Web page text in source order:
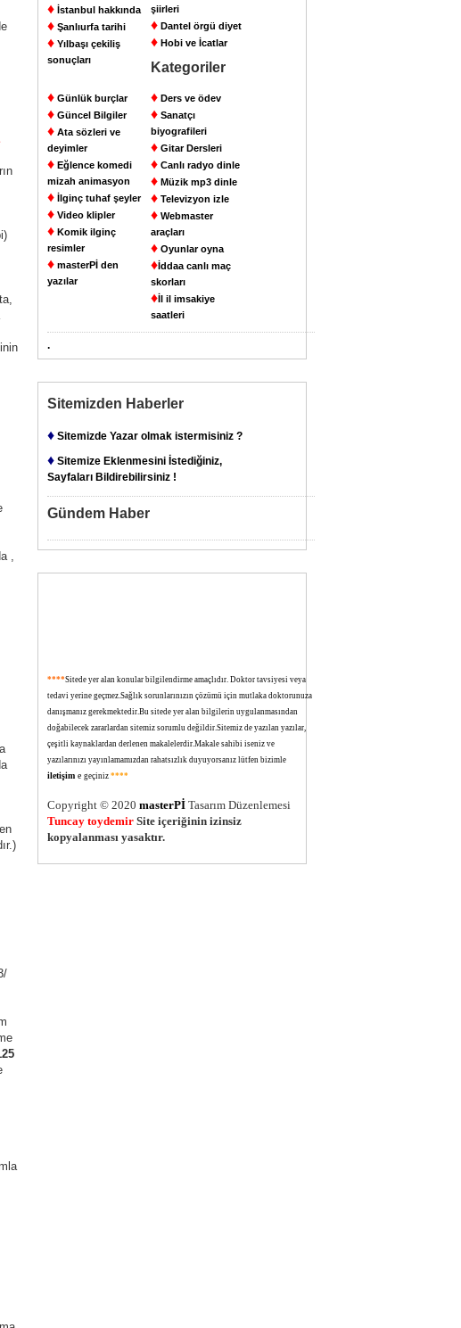
,
♦ İstanbul hakkında
♦ Şanlıurfa tarihi
♦ Yılbaşı çekiliş
sonuçları
şiirleri
♦ Dantel örgü diyet
♦ Hobi ve İcatlar
Kategoriler
♦ Günlük burçlar
♦ Güncel Bilgiler
♦ Ata sözleri ve
deyimler
♦ Eğlence komedi
mizah animasyon
♦ İlginç tuhaf şeyler
♦ Video klipler
♦ Komik ilginç
resimler
♦ masterPİ den
yazılar
♦ Ders ve ödev
♦ Sanatçı
biyografileri
♦ Gitar Dersleri
♦ Canlı radyo dinle
♦ Müzik mp3 dinle
♦ Televizyon izle
♦ Webmaster
araçları
♦ Oyunlar oyna
♦İddaa canlı maç
skorları
♦İl il imsakiye
saatleri
.
Sitemizden Haberler
♦ Sitemizde Yazar olmak istermisiniz ?
♦ Sitemize Eklenmesini İstediğiniz,
Sayfaları Bildirebilirsiniz !
Gündem Haber
****Sitede yer alan konular bilgilendirme amaçlıdır. Doktor tavsiyesi veya
tedavi yerine geçmez.Sağlık sorunlarınızın çözümü için mutlaka doktorunuza
danışmanız gerekmektedir.Bu sitede yer alan bilgilerin uygulanmasından
doğabilecek zararlardan sitemiz sorumlu değildir.Sitemiz de yazılan yazılar,
çeşitli kaynaklardan derlenen makalelerdir.Makale sahibi iseniz ve
yazılarınızı yayınlamamızdan rahatsızlık duyuyorsanız lütfen bizimle
iletişim e geçiniz.****
Copyright © 2020 masterPİ Tasarım Düzenlemesi
Tuncay toydemir Site içeriğinin izinsiz
kopyalanması yasaktır.